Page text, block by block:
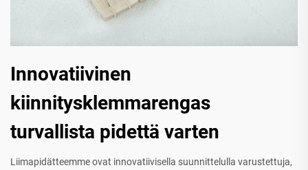
Innovatiivinen
kiinnitysklemmarengas
turvallista pidettä varten
Liimapidätteemme ovat innovatiivisella suunnittelulla varustettuja,